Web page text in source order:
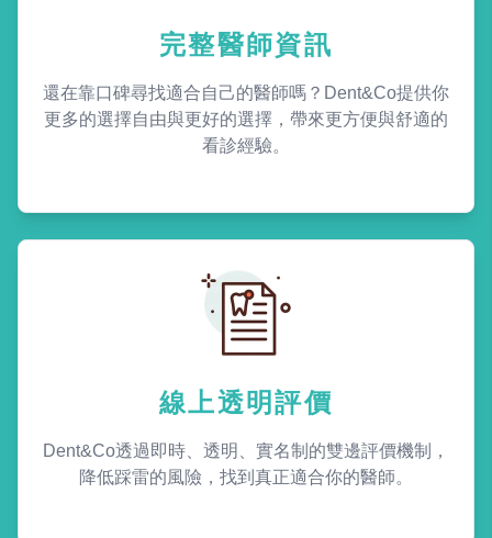
完整醫師資訊
還在靠口碑尋找適合自己的醫師嗎？Dent&Co提供你
更多的選擇自由與更好的選擇，帶來更方便與舒適的
看診經驗。
線上透明評價
Dent&Co透過即時、透明、實名制的雙邊評價機制，
降低踩雷的風險，找到真正適合你的醫師。